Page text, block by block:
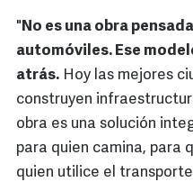
" No es una obra
automóviles. Ese
atrás. Hoy las mejores
construyen
obra es una solución
para quien camina, para
quien utilice el